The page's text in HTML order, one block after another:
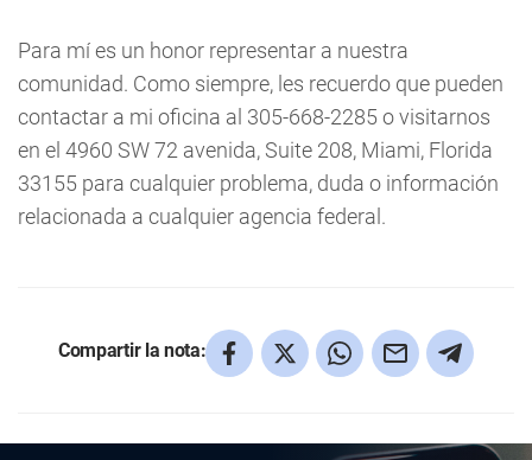
Para mí es un honor representar a nuestra
comunidad. Como siempre, les recuerdo que pueden
contactar a mi oficina al 305-668-2285 o visitarnos
en el 4960 SW 72 avenida, Suite 208, Miami, Florida
33155 para cualquier problema, duda o información
relacionada a cualquier agencia federal.
Compartir la nota: